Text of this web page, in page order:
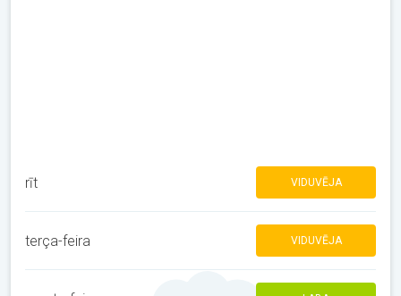
rīt VIDUVĒJA
terça-feira VIDUVĒJA